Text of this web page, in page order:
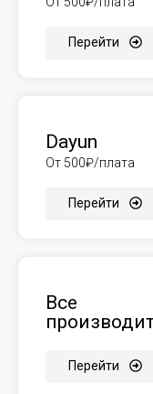
Перейти
Dayun
От 500₽/плата
Перейти
Все
Перейти